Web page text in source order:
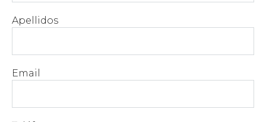
Apellidos
Email